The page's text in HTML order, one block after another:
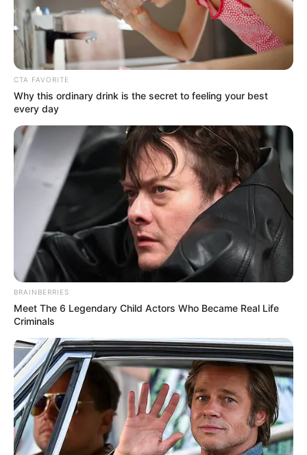
CTA FAVORITE
Why this ordinary drink is the secret to feeling your best
every day
BRAINBERRIES
Meet The 6 Legendary Child Actors Who Became Real Life
Criminals